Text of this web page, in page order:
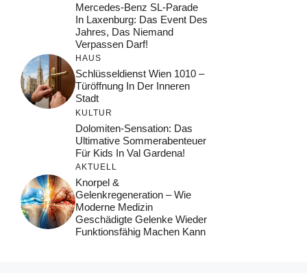
Mercedes-Benz SL-Parade
In Laxenburg: Das Event Des
Jahres, Das Niemand
Verpassen Darf!
HAUS
Schlüsseldienst Wien 1010 –
Türöffnung In Der Inneren
Stadt
KULTUR
Dolomiten-Sensation: Das
Ultimative Sommerabenteuer
Für Kids In Val Gardena!
AKTUELL
Knorpel &
Gelenkregeneration – Wie
Moderne Medizin
Geschädigte Gelenke Wieder
Funktionsfähig Machen Kann